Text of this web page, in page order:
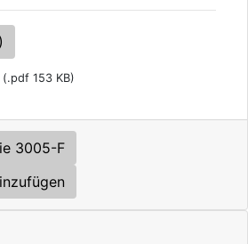
(.pdf 153 KB)
3005-F